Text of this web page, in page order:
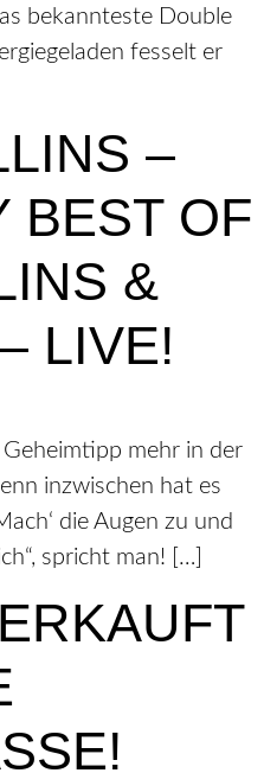
bekannteste Double
fesselt er
–
BEST OF
&
LIVE!
mehr in der
inzwischen hat es
die Augen zu und
spricht man! […]